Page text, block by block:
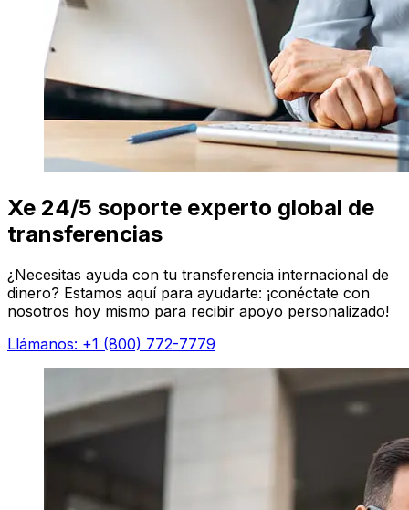
Xe 24/5 soporte experto global de
transferencias
¿Necesitas ayuda con tu transferencia internacional de
dinero? Estamos aquí para ayudarte: ¡conéctate con
nosotros hoy mismo para recibir apoyo personalizado!
Llámanos: +1 (800) 772-7779